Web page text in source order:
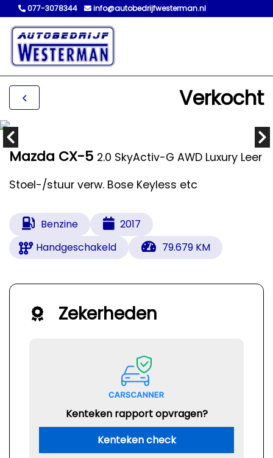
077-3078344 info@autobedrijfwesterman.nl
Verkocht
Mazda CX-5 2.0 SkyActiv-G AWD Luxury Leer
Stoel-/stuur verw. Bose Keyless etc
Benzine
2017
Handgeschakeld
79.679 KM
Zekerheden
Kenteken rapport opvragen?
Kenteken check